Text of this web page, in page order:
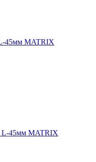
45мм MATRIX
L-45мм MATRIX